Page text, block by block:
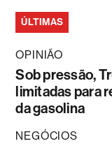
ÚLTIMAS
OPINIÃO
Sob pressão,
limitadas para
da gasolina
NEGÓCIOS